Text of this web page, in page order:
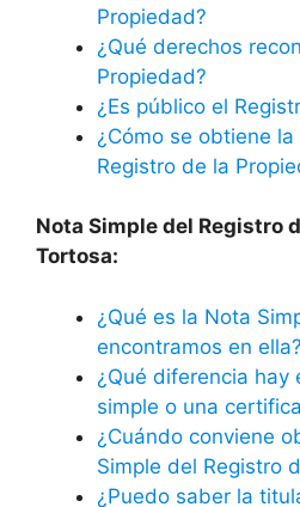
Propiedad?
¿Qué derechos
Propiedad?
¿Es público el
¿Cómo se obtiene
Registro de la
Nota Simple del Registro
Tortosa:
¿Qué es la Nota
encontramos en ella?
¿Qué diferencia hay
simple o una
¿Cuándo conviene
Simple del Registro
¿Puedo saber la